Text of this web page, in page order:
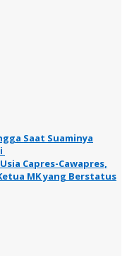
Saat Suaminya
Capres-Cawapres,
MK yang Berstatus